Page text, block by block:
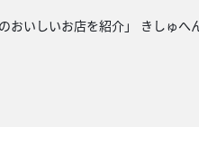
おいしいお店を紹介」 きしゅ